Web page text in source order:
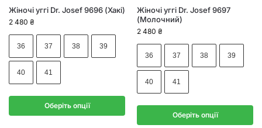
Жіночі уггі Dr. Josef 9696 (Хакі)
2 480 ₴
36 37 38 39
40 41
Оберіть опції
Жіночі уггі Dr. Josef 9697
(Молочний)
2 480 ₴
36 37 38 39
40 41
Оберіть опції